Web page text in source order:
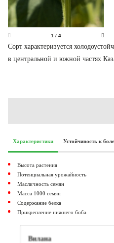
1 / 4
Сорт характеризуется
в центральной и южной частях
Характеристики Устойчивость к
Высота растения
Потенциальная урожайность
Масличность семян
Масса 1000 семян
Содержание белка
Прикрепление нижнего боба
Вилана